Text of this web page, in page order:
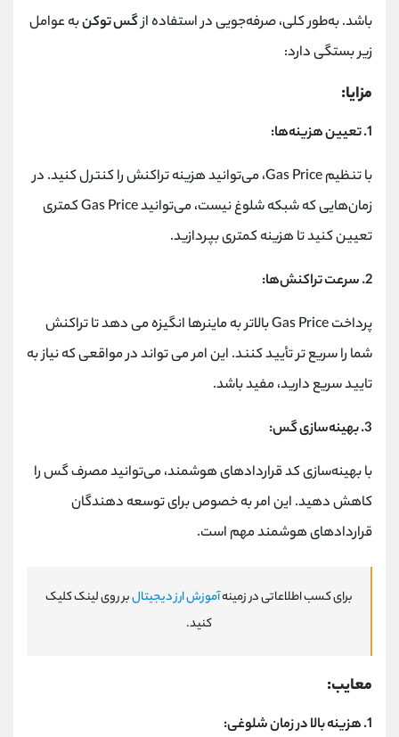
باشد. به‌طور کلی، صرفه‌جویی در استفاده ازگس توکنبه عوامل
زیر بستگی دارد:
مزایا:
1. تعیین هزینه‌ها:
با تنظیمGas Price، می‌توانید هزینه تراکنش را کنترل کنید. در
زمان‌هایی که شبکه شلوغ نیست، می‌توانیدGas Priceکمتری
تعیین کنید تا هزینه کمتری بپردازید.
2. سرعت تراکنش‌ها:
پرداختGas Priceبالاتر به ماینرها انگیزه می ‌دهد تا تراکنش
شما را سریع ‌تر تأیید کنند. این امر می‌ تواند در مواقعی که نیاز به
تایید سریع دارید، مفید باشد.
3. بهینه‌سازی گس:
با بهینه‌سازی کد قراردادهای هوشمند، می‌توانید مصرف گس را
کاهش دهید. این امر به خصوص برای توسعه‌ دهندگان
قراردادهای هوشمند مهم است.
برای کسب اطلاعاتی در زمینهآموزش ارز دیجیتالبر روی لینک کلیک
کنید.
معایب:
1. هزینه بالا در زمان شلوغی: